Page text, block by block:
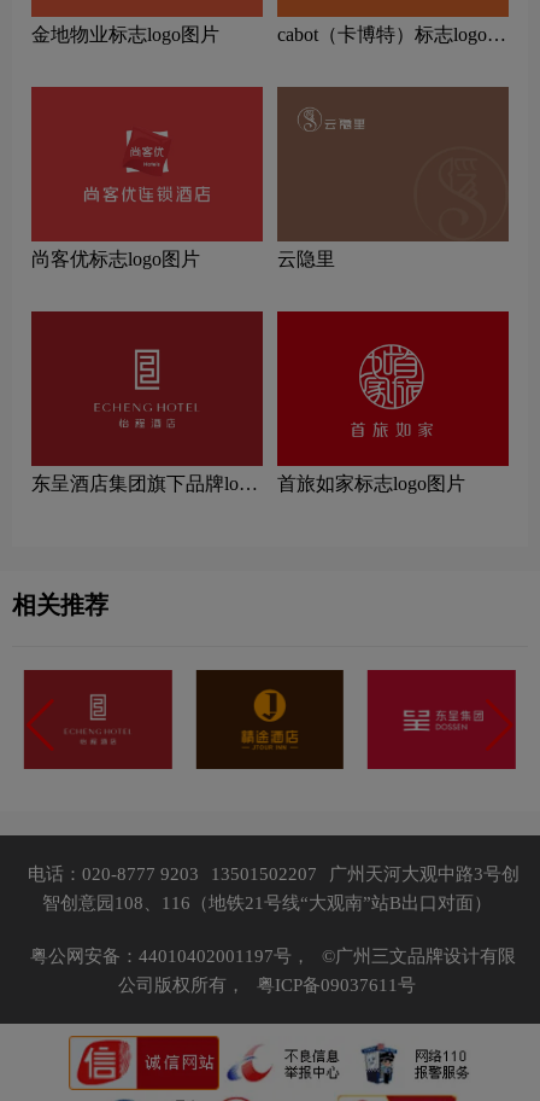
金地物业标志logo图片
cabot（卡博特）标志logo图
尚客优标志logo图片 云隐里
东呈酒店集团旗下品牌logo
首旅如家标志logo图片
相关推荐
电话：020-8777 9203 13501502207
广州天河大观中路3号创
智创意园108、116（地铁21号线“大观南”站B出口对面）
粤公网安备：44010402001197号，
©广州三文品牌设计有限
公司版权所有，
粤ICP备09037611号